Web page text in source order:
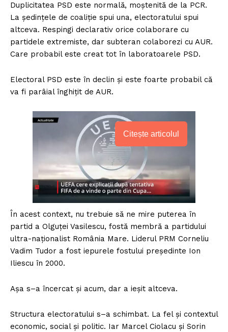
Duplicitatea PSD este normală, moștenită de la PCR.
La ședințele de coaliție spui una, electoratului spui
altceva. Respingi declarativ orice colaborare cu
partidele extremiste, dar subteran colaborezi cu AUR.
Care probabil este creat tot în laboratoarele PSD.
Electoral PSD este în declin și este foarte probabil că
va fi parâial înghițit de AUR.
Citește articolul
În acest context, nu trebuie să ne mire puterea în
partid a Olguței Vasilescu, fostă membră a partidului
ultra-naționalist România Mare. Liderul PRM Corneliu
Vadim Tudor a fost iepurele fostului președinte Ion
Iliescu în 2000.
Așa s–a încercat și acum, dar a ieșit altceva.
Structura electoratului s–a schimbat. La fel și contextul
economic, social și politic. Iar Marcel Ciolacu și Sorin